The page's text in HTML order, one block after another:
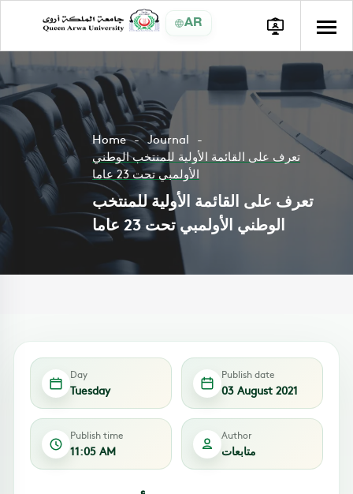
AR
Home
Journal
تعرف على القائمة الأولية للمنتخب الوطني
الأولمبي تحت 23 عاما
تعرف على القائمة الأولية للمنتخب
الوطني الأولمبي تحت 23 عاما
Day
Tuesday
Publish date
03 August 2021
Publish time
11:05 AM
Author
متابعات